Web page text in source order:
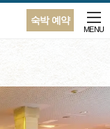
숙박 예약
MENU